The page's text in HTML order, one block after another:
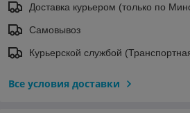
Доставка курьером (только по
Самовывоз
Курьерской службой
Все условия доставки